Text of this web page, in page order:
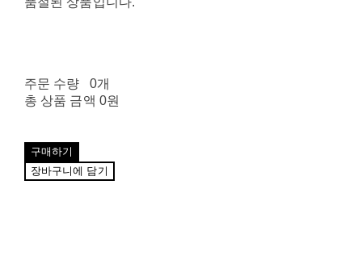
주문 수량
0개
총 상품 금액 0원
구매하기
장바구니에 담기